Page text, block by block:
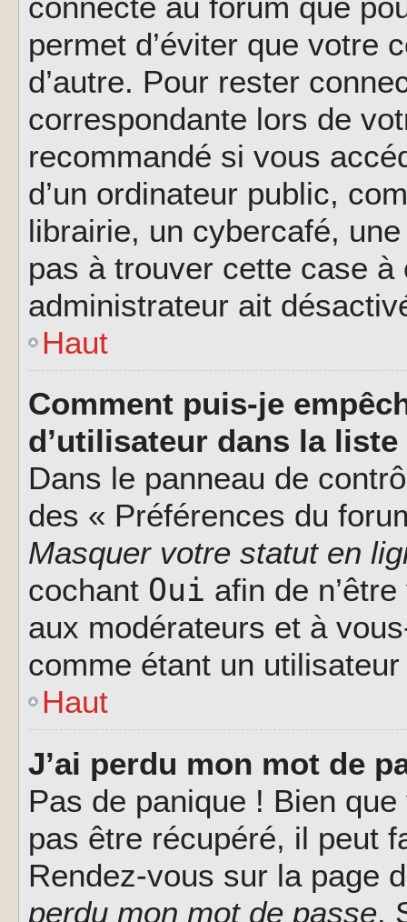
permet d’éviter que votre
d’autre. Pour rester
correspondante lors de
recommandé si vous
d’un ordinateur public,
librairie, un cybercafé,
pas à trouver cette case à
administrateur ait
Haut
Comment puis-je
d’utilisateur dans la
Dans le panneau de
des « Préférences du
Masquer votre statut en
cochant Oui afin de
aux modérateurs et à
comme étant un
Haut
J’ai perdu mon mot de
Pas de panique ! Bien
pas être récupéré, il peut
Rendez-vous sur la page
perdu mon mot de passe.